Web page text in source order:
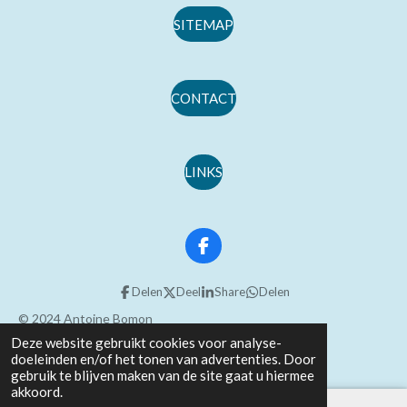
Deze website gebruikt cookies voor analyse-
doeleinden en/of het tonen van advertenties. Door
gebruik te blijven maken van de site gaat u hiermee
akkoord.
SITEMAP
CONTACT
LINKS
F
a
c
e
o
k
Delen Deel Share Delen
© 2024 Antoine Bomon
Powered byJouwWeb